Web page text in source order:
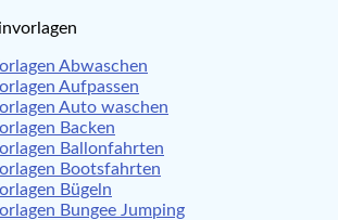
Abwaschen
Aufpassen
Auto waschen
Backen
Ballonfahrten
Bootsfahrten
Bügeln
Bungee Jumping